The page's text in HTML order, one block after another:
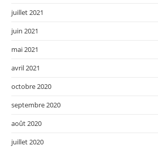
juillet 2021
juin 2021
mai 2021
avril 2021
octobre 2020
septembre 2020
août 2020
juillet 2020